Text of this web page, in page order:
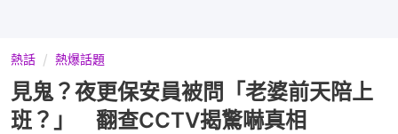
熱話 熱爆話題
見鬼？夜更保安員被問「老婆前天陪上
班？」 翻查CCTV揭驚嚇真相